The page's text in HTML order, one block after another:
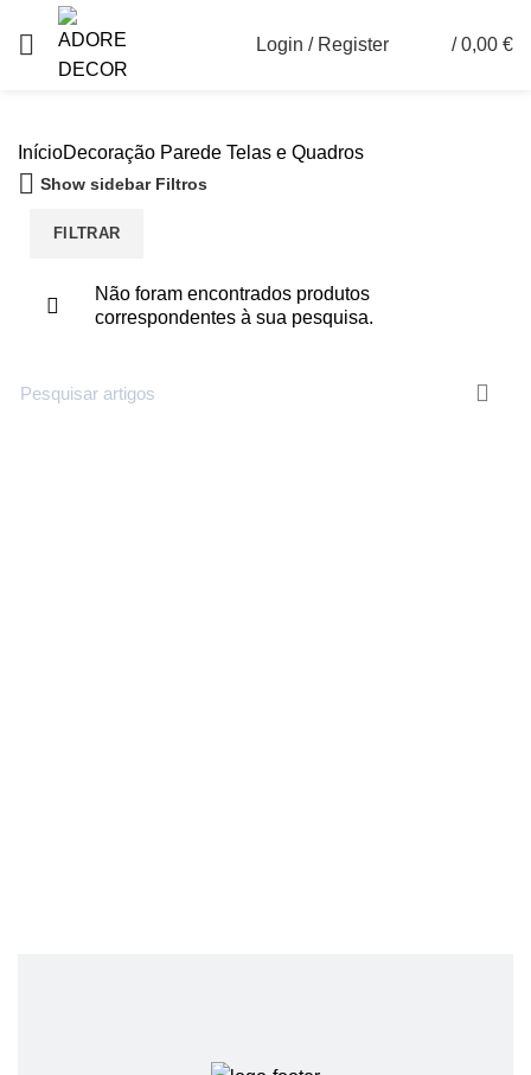
Login / Register / 0,00 €
InícioDecoração Parede Telas e Quadros
Show sidebar Filtros
FILTRAR
Não foram encontrados produtos
correspondentes à sua pesquisa.